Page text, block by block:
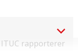
rapporterer